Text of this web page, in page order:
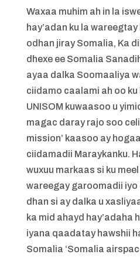
Waxaa muhim ah in la
hay’adan ku la
odhan jiray Somalia, Ka
dhexe ee Somalia
ayaa dalka Soomaaliya
ciidamo caalami ah oo
UNISOM kuwaasoo u
magac daray rajo soo
mission’ kaasoo ay
ciidamadii Maraykanku.
wuxuu markaas si ku
wareegay garoomadii iyo
dhan si ay dalka u
ka mid ahayd hay’adaha
iyana qaadatay hawshii
Somalia ‘Somalia